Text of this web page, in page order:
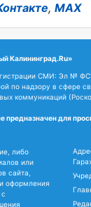
, MAX
Калининград.Ru»
СМИ: Эл №
по надзору в сфере
коммуникаций
предназначен для
либо
или
сайта,
оформления